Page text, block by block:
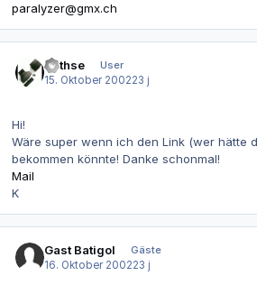
paralyzer@gmx.ch
Kathse
User
15. Oktober 200223 j
Hi!
Wäre super wenn ich den Link (wer hätte
bekommen könnte! Danke schonmal!
Mail
K
Gast Batigol
Gäste
16. Oktober 200223 j